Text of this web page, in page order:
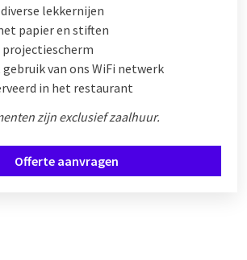
lekkernijen
papier en stiften
projectiescherm
van ons WiFi netwerk
in het restaurant
zijn exclusief zaalhuur.
Offerte aanvragen